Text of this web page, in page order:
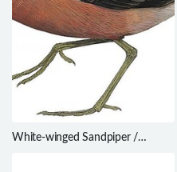
White-winged Sandpiper /